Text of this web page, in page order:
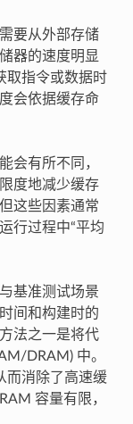
要从外部存储
器的速度明显
取指令或数据时
会依据缓存命
会有所不同，
度地减少缓存
这些因素通常
行过程中“平均
基准测试场景
间和构建时的
法之一是将代
DRAM) 中。
而消除了高速缓
容量有限，